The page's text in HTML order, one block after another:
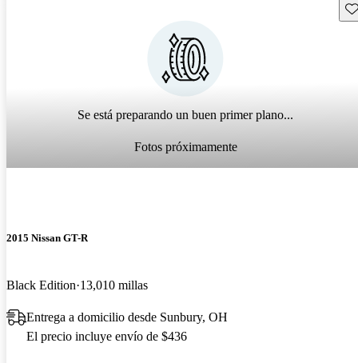
Se está preparando un buen primer plano...
Fotos próximamente
2015 Nissan GT-R
Black Edition 13,010 millas
Entrega a domicilio desde Sunbury, OH
El precio incluye envío de $436